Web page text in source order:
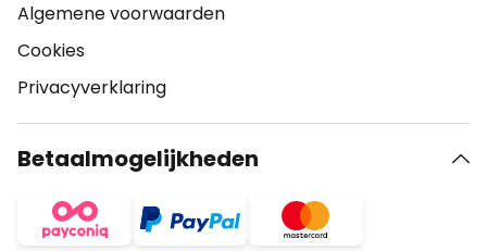
Algemene voorwaarden
Cookies
Privacyverklaring
Betaalmogelijkheden